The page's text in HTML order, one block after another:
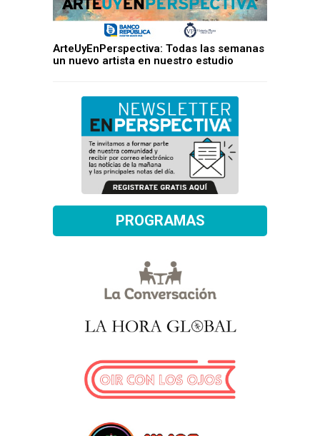
ArteUyEnPerspectiva: Todas las semanas
un nuevo artista en nuestro estudio
PROGRAMAS